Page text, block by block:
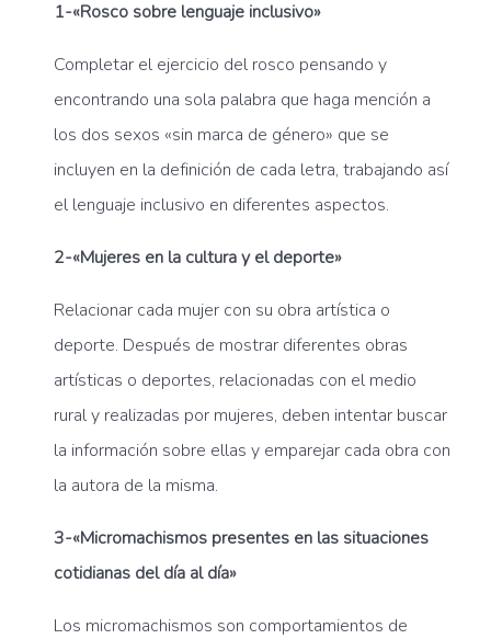
1-«Rosco sobre lenguaje inclusivo»
Completar el ejercicio del rosco pensando y
encontrando una sola palabra que haga mención a
los dos sexos «sin marca de género» que se
incluyen en la definición de cada letra, trabajando así
el lenguaje inclusivo en diferentes aspectos.
2-«Mujeres en la cultura y el deporte»
Relacionar cada mujer con su obra artística o
deporte. Después de mostrar diferentes obras
artísticas o deportes, relacionadas con el medio
rural y realizadas por mujeres, deben intentar buscar
la información sobre ellas y emparejar cada obra con
la autora de la misma.
3-«Micromachismos presentes en las situaciones
cotidianas del día al día»
Los micromachismos son comportamientos de